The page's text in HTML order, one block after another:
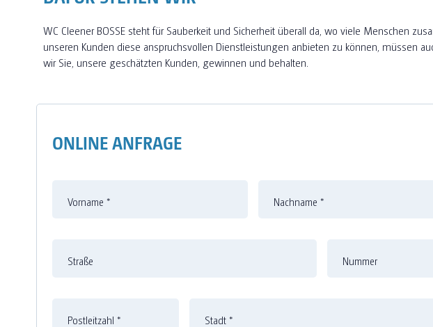
WC Cleener BOSSE steht für Sauberkeit und Sicherheit überall da, wo viele Menschen
unseren Kunden diese anspruchsvollen Dienstleistungen anbieten zu können, müssen
wir Sie, unsere geschätzten Kunden, gewinnen und behalten.
ONLINE ANFRAGE
Vorname * Nachname *
Straße Nummer
Postleitzahl * Stadt *